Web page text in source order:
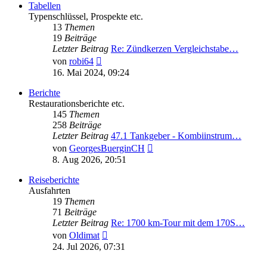
Tabellen
Typenschlüssel, Prospekte etc.
13 Themen
19 Beiträge
Letzter Beitrag Re: Zündkerzen Vergleichstabe…
von robi64
Beitrag
16. Mai 2024, 09:24
Berichte
Restaurationsberichte etc.
145 Themen
258 Beiträge
Letzter Beitrag 47.1 Tankgeber - Kombiinstrum…
von GeorgesBuerginCH
8. Aug 2026, 20:51
Reiseberichte
Ausfahrten
19 Themen
71 Beiträge
Letzter Beitrag Re: 1700 km-Tour mit dem 170S…
von Oldimat
Beitrag
24. Jul 2026, 07:31